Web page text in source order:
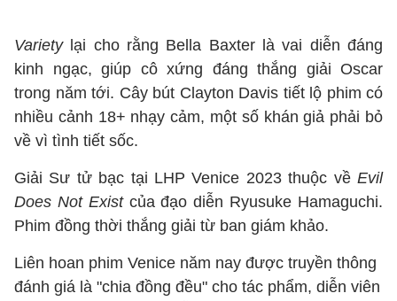
Varietylại cho rằng Bella Baxter là vai diễn đáng
kinh ngạc, giúp cô xứng đáng thắng giải Oscar
trong năm tới. Cây bút Clayton Davis tiết lộ phim có
nhiều cảnh 18+ nhạy cảm, một số khán giả phải bỏ
về vì tình tiết sốc.
Giải Sư tử bạc tại LHP Venice 2023 thuộc về Evil
Does Not Exist của đạo diễn Ryusuke Hamaguchi.
Phim đồng thời thắng giải từ ban giám khảo.
Liên hoan phim Venice năm nay được truyền thông
đánh giá là "chia đồng đều" cho tác phẩm, diễn viên